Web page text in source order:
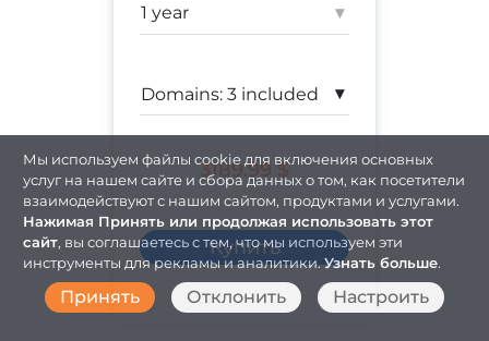
Мы используем файлы cookie для включения основных
услуг на нашем сайте и сбора данных о том, как посетители
взаимодействуют с нашим сайтом, продуктами и услугами.
Нажимая Принять или продолжая использовать этот
сайт, вы соглашаетесь с тем, что мы используем эти
инструменты для рекламы и аналитики. Узнать больше.
Принять Отклонить Настроить
Гарантия: $ 2,000,000
▾
▾
3189.99 $
Купить